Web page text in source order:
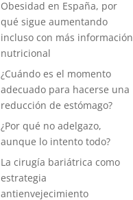
Obesidad en España, por
qué sigue aumentando
incluso con más información
nutricional
¿Cuándo es el momento
adecuado para hacerse una
reducción de estómago?
¿Por qué no adelgazo,
aunque lo intento todo?
La cirugía bariátrica como
estrategia
antienvejecimiento